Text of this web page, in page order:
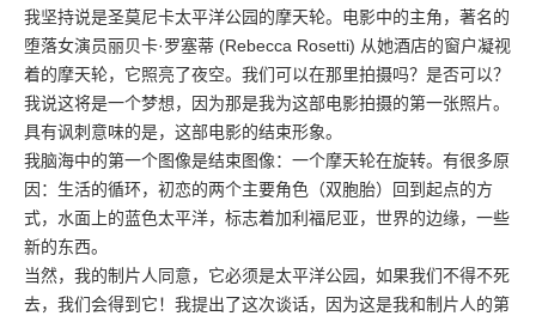
我坚持说是圣莫尼卡太平洋公园的摩天轮。电影中的主角，著名的
堕落女演员丽贝卡·罗塞蒂 (Rebecca Rosetti) 从她酒店的窗户凝视
着的摩天轮，它照亮了夜空。我们可以在那里拍摄吗？是否可以？
我说这将是一个梦想，因为那是我为这部电影拍摄的第一张照片。
具有讽刺意味的是，这部电影的结束形象。
我脑海中的第一个图像是结束图像：一个摩天轮在旋转。有很多原
因：生活的循环，初恋的两个主要角色（双胞胎）回到起点的方
式，水面上的蓝色太平洋，标志着加利福尼亚，世界的边缘，一些
新的东西。
当然，我的制片人同意，它必须是太平洋公园，如果我们不得不死
去，我们会得到它！我提出了这次谈话，因为这是我和制片人的第